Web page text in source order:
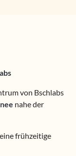
von Bschlabs
nahe der
frühzeitige